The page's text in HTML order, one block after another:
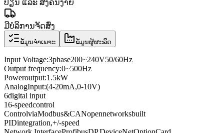
ປ່ຽນ ແລະ ສົ່ງຄືນງ່າຍ
ມີບໍລິການຈັດສົ່ງ
ຂໍ້ມູນຈຳເພາະ ຂໍ້ມູນຜູ້ຜະລິດ
Input Voltage:3phase200~240V50/60Hz
Output frequency:0~500Hz
Poweroutput:1.5kW
AnalogInput:(4-20mA,0-10V)
6digital input
16-speedcontrol
ControlviaModbus&CANopennetworksbuilt
PIDintegration,+/-speed